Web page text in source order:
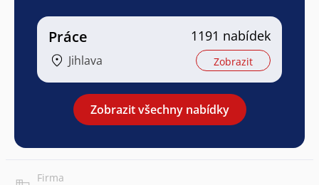
Práce
Jihlava
1191 nabídek
Zobrazit
Zobrazit všechny nabídky
Firma